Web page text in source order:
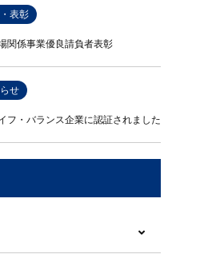
表彰
関係事業優良請負者表彰
せ
フ・バランス企業に認証されました